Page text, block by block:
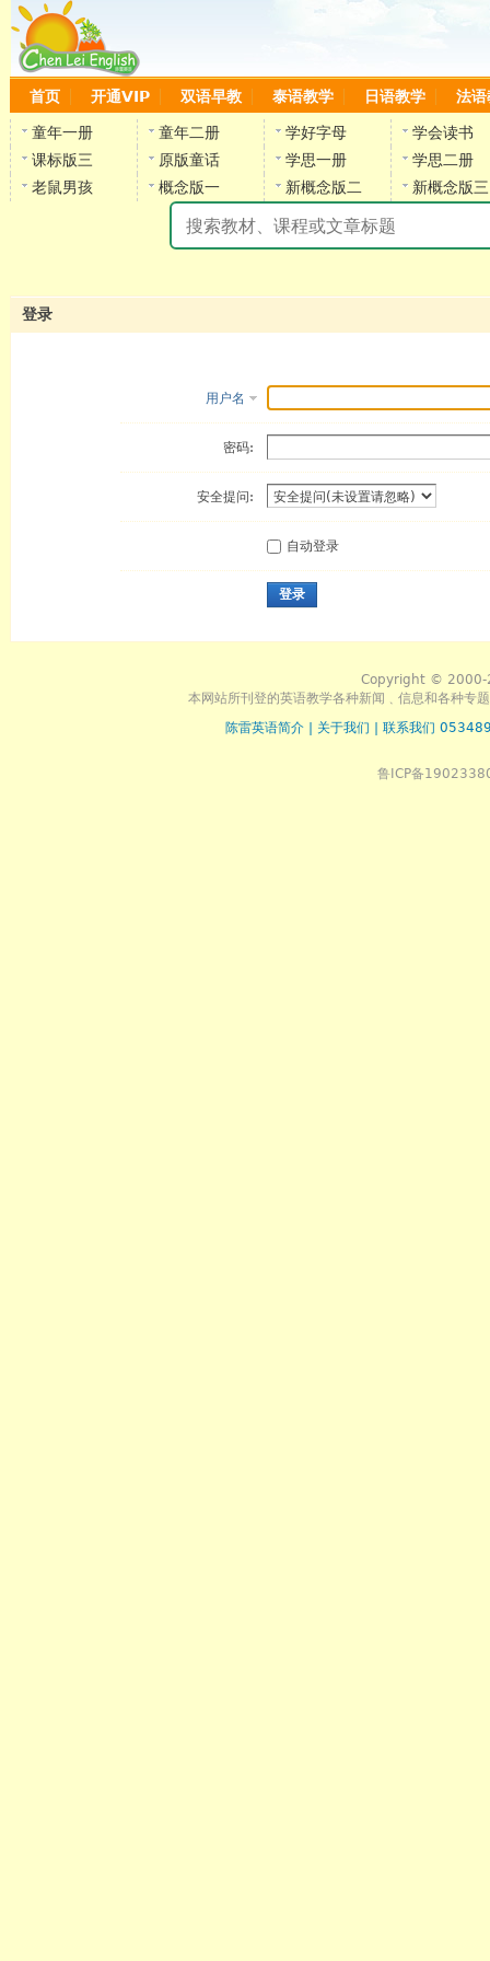
首页 开通VIP 双语早教 泰语教学 日语教学 法语
童年一册 童年二册 学好字母
学会读书
课标版三
原版童话 学思一册
学思二册
老鼠男孩
概念版一 新概念版二 新概念版三
登录
用户名
密码:
安全提问:
自动登录
登录
Copyright © 2000-
本网站所刊登的英语教学各种新闻﹑信息和各种专
陈雷英语简介
关于我们 联系我们
鲁ICP备